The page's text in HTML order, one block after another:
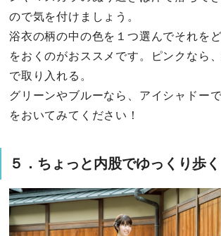
ので気を付けましょう。
浴衣の柄の中の色を１つ選んでそれを
をおくのがおススメです。ピンクなら
で取り入れる。
グリーンやブルーなら、アイシャドー
をおいてみてください！
５．ちょっと内股でゆっくり歩く